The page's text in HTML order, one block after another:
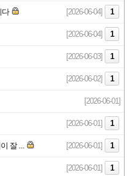
다 [2026-06-04] 1
[2026-06-04] 1
[2026-06-03] 1
[2026-06-02] 1
[2026-06-01]
[2026-06-01] 1
잘 ... [2026-06-01] 1
[2026-06-01] 1